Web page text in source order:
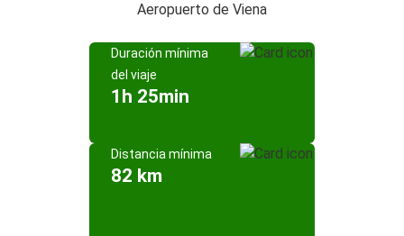
Aeropuerto de Viena
Duración mínima
del viaje
1h 25min
Distancia mínima
82 km